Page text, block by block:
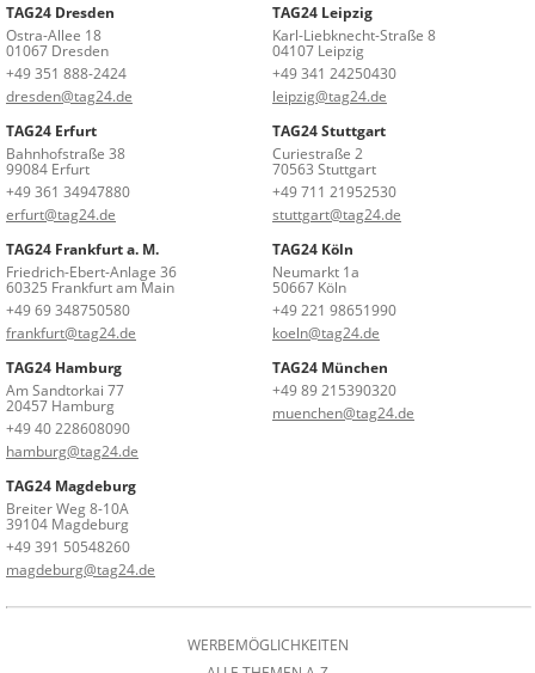
TAG24 Dresden
Ostra-Allee 18
01067 Dresden
+49 351 888-2424
dresden@tag24.de
TAG24 Leipzig
Karl-Liebknecht-Straße 8
04107 Leipzig
+49 341 24250430
leipzig@tag24.de
TAG24 Erfurt
Bahnhofstraße 38
99084 Erfurt
+49 361 34947880
erfurt@tag24.de
TAG24 Stuttgart
Curiestraße 2
70563 Stuttgart
+49 711 21952530
stuttgart@tag24.de
TAG24 Frankfurt a. M.
Friedrich-Ebert-Anlage 36
60325 Frankfurt am Main
+49 69 348750580
frankfurt@tag24.de
TAG24 Köln
Neumarkt 1a
50667 Köln
+49 221 98651990
koeln@tag24.de
TAG24 Hamburg
Am Sandtorkai 77
20457 Hamburg
+49 40 228608090
hamburg@tag24.de
TAG24 München
+49 89 215390320
muenchen@tag24.de
TAG24 Magdeburg
Breiter Weg 8-10A
39104 Magdeburg
+49 391 50548260
magdeburg@tag24.de
WERBEMÖGLICHKEITEN